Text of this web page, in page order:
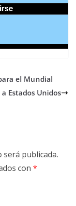
el Mundial
Estados Unidos
publicada.
con *